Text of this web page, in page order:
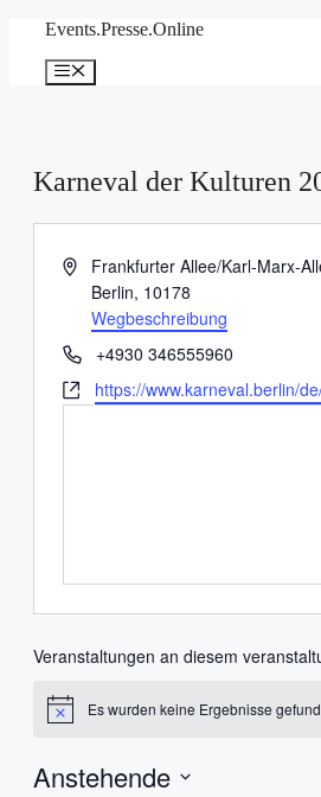
springen
Events.Presse.Online
Menü
Karneval der Kulturen
AdresseFrankfurter Allee/Karl-Marx-
Berlin, 10178
Wegbeschreibung
Telefon+4930 346555960
Webseitehttps://www.karneval.berlin/
Veranstaltungen an diesem
HinweisEs wurden keine Ergebnisse
Anstehende